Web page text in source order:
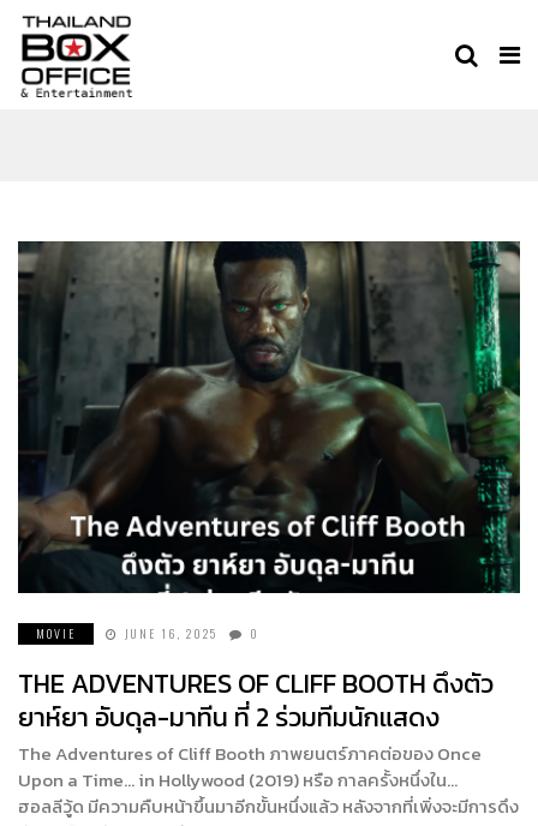
ONCE UPON A TIME IN
HOLLYWOOD
MOVIE JUNE 16, 2025 0
THE ADVENTURES OF CLIFF BOOTH ดึงตัว
ยาห์ยา อับดุล-มาทีน ที่ 2 ร่วมทีมนักแสดง
The Adventures of Cliff Booth ภาพยนตร์ภาคต่อของ Once
Upon a Time… in Hollywood (2019) หรือ กาลครั้งหนึ่งใน…
ฮอลลีวู้ด มีความคืบหน้าขึ้นมาอีกขั้นหนึ่งแล้ว หลังจากที่เพิ่งจะมีการดึง